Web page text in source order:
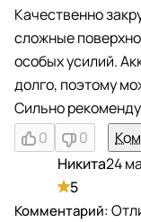
Качественно
сложные
особых усилий.
долго, поэтому
Сильно
0
0
Никита24
5